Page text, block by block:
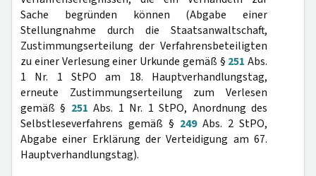
Sache begründen können (Abgabe einer
Stellungnahme durch die Staatsanwaltschaft,
Zustimmungserteilung der Verfahrensbeteiligten
zu einer Verlesung einer Urkunde gemäß § 251 Abs.
1 Nr. 1 StPO am 18. Hauptverhandlungstag,
erneute Zustimmungserteilung zum Verlesen
gemäß § 251 Abs. 1 Nr. 1 StPO, Anordnung des
Selbstleseverfahrens gemäß § 249Abs. 2 StPO,
Abgabe einer Erklärung der Verteidigung am 67.
Hauptverhandlungstag).